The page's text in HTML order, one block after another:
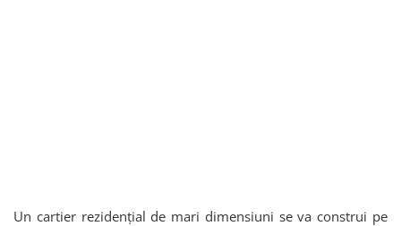
Un cartier rezidențial de mari dimensiuni se va construi pe